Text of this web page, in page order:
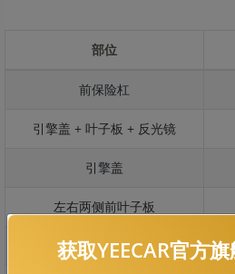
部位
前保险杠
引擎盖 + 叶子板 + 反光镜
引擎盖
左右两侧前叶子板
反光镜
获取YEECAR官方